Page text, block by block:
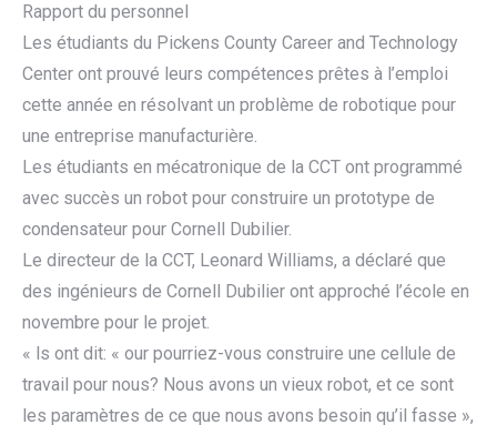
Rapport du personnel
Les étudiants du Pickens County Career and Technology
Center ont prouvé leurs compétences prêtes à l’emploi
cette année en résolvant un problème de robotique pour
une entreprise manufacturière.
Les étudiants en mécatronique de la CCT ont programmé
avec succès un robot pour construire un prototype de
condensateur pour Cornell Dubilier.
Le directeur de la CCT, Leonard Williams, a déclaré que
des ingénieurs de Cornell Dubilier ont approché l’école en
novembre pour le projet.
« ls ont dit: « our pourriez-vous construire une cellule de
travail pour nous? Nous avons un vieux robot, et ce sont
les paramètres de ce que nous avons besoin qu’il fasse »,